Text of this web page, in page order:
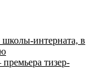
интерната, в
тизер-